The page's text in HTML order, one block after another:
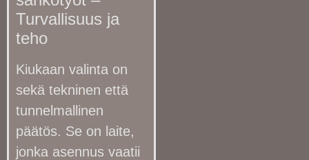
Turvallisuus ja
teho
Kiukaan valinta on
sekä tekninen että
tunnelmallinen
päätös. Se on laite,
jonka asennus vaatii